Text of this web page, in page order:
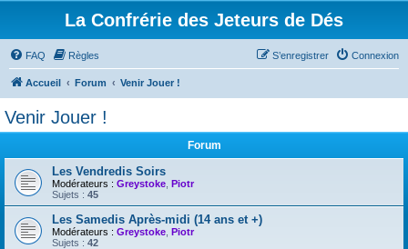
La Confrérie des Jeteurs de Dés
FAQ Règles Connexion
S’enregistrer
Accueil Forum Venir Jouer !
Venir Jouer !
Forum
Les Vendredis Soirs
Modérateurs : Greystoke Piotr
Sujets : 45
Les Samedis Après-midi (14 ans et +)
Modérateurs : Greystoke Piotr
Sujets : 42